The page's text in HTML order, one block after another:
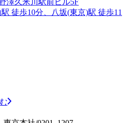
徒歩10分、八坂(東京)駅 徒歩11